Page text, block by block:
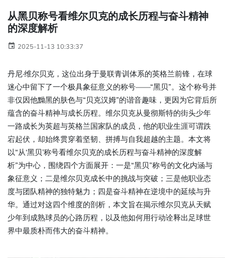
从黑贝称号看维尔贝克的成长历程与奋斗精神
的深度解析
2025-11-13 10:33:37
丹尼·维尔贝克，这位出身于曼联青训体系的英格兰前锋，在球
迷心中留下了一个极具象征意义的称号——“黑贝”。这个称号并
非仅因他黝黑的肤色与“贝克汉姆”的谐音趣味，更因为它背后所
蕴含的奋斗精神与成长历程。维尔贝克从曼彻斯特的街头少年
一路成长为英超与英格兰国家队的成员，他的职业生涯可谓跌
宕起伏，却始终贯穿着坚韧、拼搏与自我超越的主题。本文将
以“从‘黑贝’称号看维尔贝克的成长历程与奋斗精神的深度解
析”为中心，围绕四个方面展开：一是“黑贝”称号的文化内涵与
象征意义；二是维尔贝克成长中的挑战与突破；三是他职业态
度与团队精神的独特魅力；四是奋斗精神在逆境中的延续与升
华。通过对这四个维度的剖析，本文旨在揭示维尔贝克从天赋
少年到成熟球员的心路历程，以及他如何用行动诠释出足球世
界中最质朴而伟大的奋斗精神。